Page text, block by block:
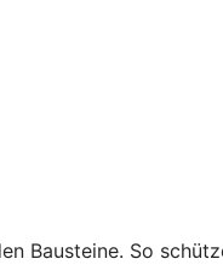
Bausteine. So